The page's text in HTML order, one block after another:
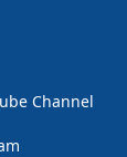
Channel